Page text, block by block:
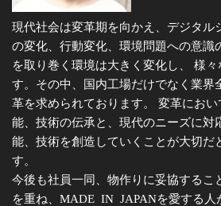
現代社会は変革期を向かえ、デジタル
の変化、行動変化、環境問題への意識
を取り巻く環境は大きく変化し、 様々
す。その中、国内工場だけでなく業界
革を求められております。 変革にお
能、技術の伝承と、現代のニーズに対
能、技術を創造していくことが大切だ
す。
今後も社員一同、物作りに妥協するこ
を重ね、MADE IN JAPANを愛する人